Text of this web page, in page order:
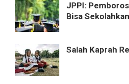
JPPI:
Bisa
Salah Kaprah